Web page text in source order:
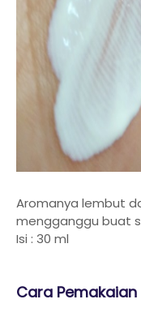
Aromanya lembut
mengganggu buat
Isi : 30 ml
Cara Pemakaian